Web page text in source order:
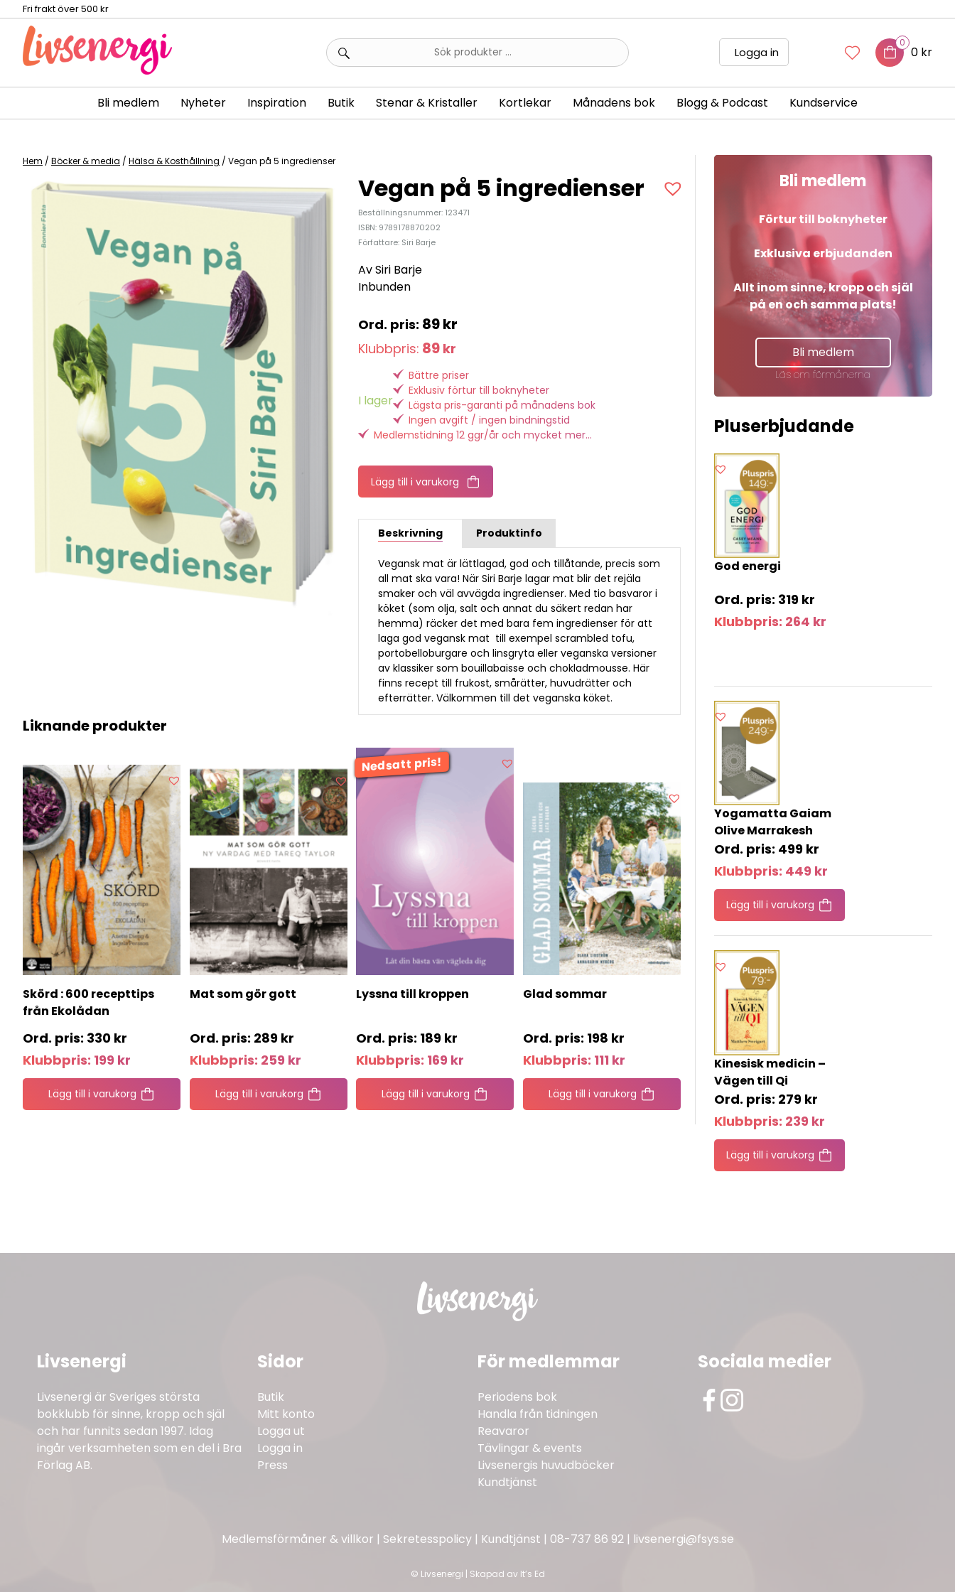
content
Fri frakt över 500 kr
Sök
efter:
Logga in
0
0 kr
Bli medlem Nyheter Inspiration Butik Stenar & Kristaller Kortlekar Månadens bok Blogg & Podcast Kundservice
Hem / Böcker & media / Hälsa & Kosthållning / Vegan på 5 ingredienser
Vegan på 5 ingredienser
Beställningsnummer: 123471
ISBN: 9789178870202
Författare: Siri Barje
Av Siri Barje
Inbunden
89kr
Klubbpris: 89 kr
I lager
Bättre priser
Exklusiv förtur till boknyheter
Lägsta pris-garanti på månadens bok
Ingen avgift / ingen bindningstid
Medlemstidning 12 ggr/år och mycket mer...
Lägg till i varukorg
Beskrivning Produktinfo
Vegansk mat är lättlagad, god och tillåtande, precis som
all mat ska vara! När Siri Barje lagar mat blir det rejäla
smaker och väl avvägda ingredienser. Med tio basvaror i
köket (som olja, salt och annat du säkert redan har
hemma) räcker det med bara fem ingredienser för att
laga god vegansk mat  till exempel scrambled tofu,
portobelloburgare och linsgryta eller veganska versioner
av klassiker som bouillabaisse och chokladmousse. Här
finns recept till frukost, smårätter, huvudrätter och
efterrätter. Välkommen till det veganska köket.
Liknande produkter
Skörd : 600 recepttips
från Ekolådan
330 kr
Klubbpris: 199 kr
Lägg till i varukorg
Mat som gör gott
289 kr
Klubbpris: 259 kr
Lägg till i varukorg
Lyssna till kroppen
189 kr
Klubbpris: 169 kr
Lägg till i varukorg
Glad sommar
198 kr
Klubbpris: 111 kr
Lägg till i varukorg
Bli medlem
Förtur till boknyheter
Exklusiva erbjudanden
Allt inom sinne, kropp och själ
på en och samma plats!
Bli medlem
Läs om förmånerna
Pluserbjudande
God energi
319 kr
Klubbpris: 264 kr
Yogamatta Gaiam
Olive Marrakesh
499 kr
Klubbpris: 449 kr
Lägg till i varukorg
Kinesisk medicin –
Vägen till Qi
279 kr
Klubbpris: 239 kr
Lägg till i varukorg
Livsenergi
Livsenergi är Sveriges största
bokklubb för sinne, kropp och själ
och har funnits sedan 1997. Idag
ingår verksamheten som en del i Bra
Förlag AB.
Sidor
Butik
Mitt konto
Logga ut
Logga in
Press
För medlemmar
Periodens bok
Handla från tidningen
Reavaror
Tävlingar & events
Livsenergis huvudböcker
Kundtjänst
Sociala medier
Medlemsförmåner & villkor | Sekretesspolicy| Kundtjänst | 08-737 86 92| livsenergi@fsys.se
© Livsenergi | Skapad av It’s Ed